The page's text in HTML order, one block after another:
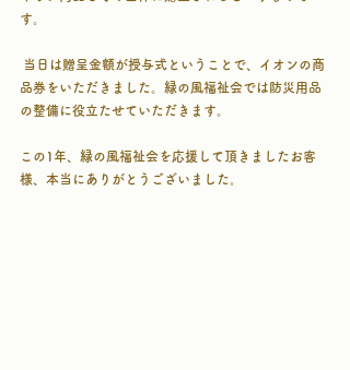
す。
品券をいただきました。緑の風福祉会では防災用品
の整備に役立たせていただきます。
この1年、緑の風福祉会を応援して頂きましたお客
様、本当にありがとうございました。